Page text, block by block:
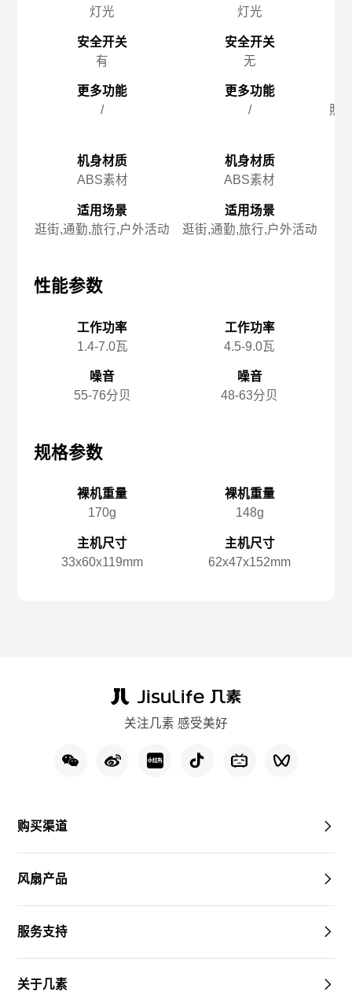
灯光
安全开关
有
更多功能
/
机身材质
ABS素材
适用场景
逛街,通勤,旅行,户外活动
性能参数
工作功率
1.4-7.0瓦
噪音
55-76分贝
规格参数
裸机重量
170g
主机尺寸
33x️60x️119mm
灯光
安全开关
无
更多功能
/
机身材质
ABS素材
适用场景
逛街,通勤,旅行,户外活动
工作功率
4.5-9.0瓦
噪音
48-63分贝
裸机重量
148g
主机尺寸
62x️47x️152mm
照
关注几素 感受美好
购买渠道
风扇产品
服务支持
关于几素